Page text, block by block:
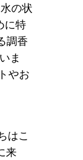
の状
に特
調香
ま
やお
はこ
来